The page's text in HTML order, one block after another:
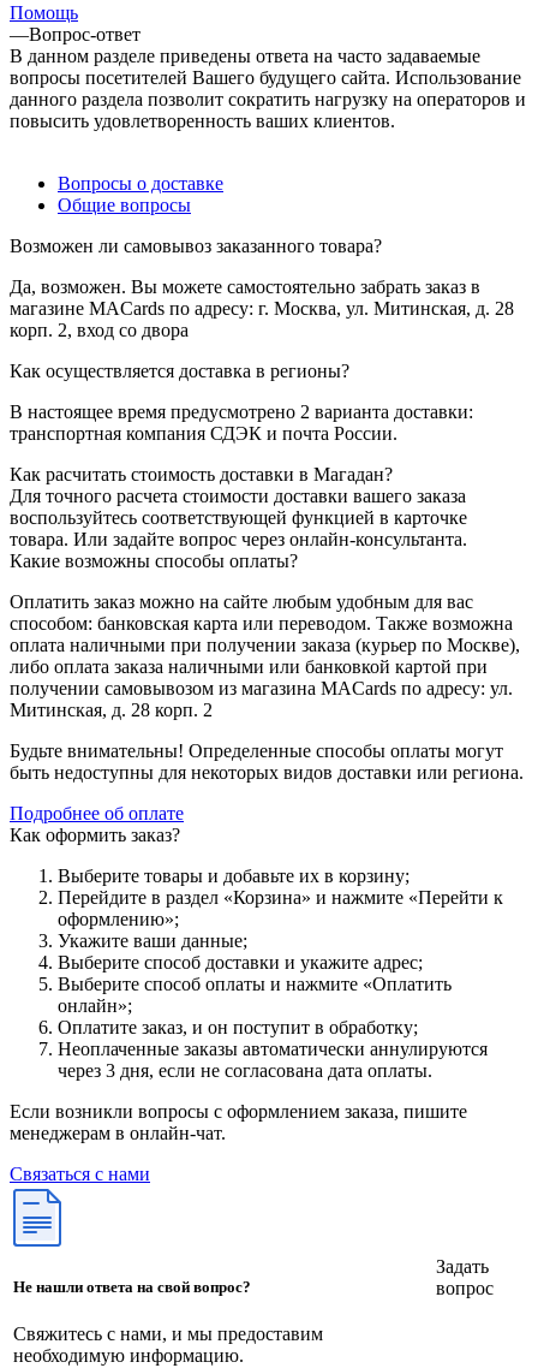
Помощь
—Вопрос-ответ
В данном разделе приведены ответа на часто задаваемые
вопросы посетителей Вашего будущего сайта. Использование
данного раздела позволит сократить нагрузку на операторов и
повысить удовлетворенность ваших клиентов.
Вопросы о доставке
Общие вопросы
Возможен ли самовывоз заказанного товара?
Да, возможен. Вы можете самостоятельно забрать заказ в
магазине MACards по адресу: г. Москва, ул. Митинская, д. 28
корп. 2, вход со двора
Как осуществляется доставка в регионы?
В настоящее время предусмотрено 2 варианта доставки:
транспортная компания СДЭК и почта России.
Как расчитать стоимость доставки в Магадан?
Для точного расчета стоимости доставки вашего заказа
воспользуйтесь соответствующей функцией в карточке
товара. Или задайте вопрос через онлайн-консультанта.
Какие возможны способы оплаты?
Оплатить заказ можно на сайте любым удобным для вас
способом: банковская карта или переводом. Также возможна
оплата наличными при получении заказа (курьер по Москве),
либо оплата заказа наличными или банковкой картой при
получении самовывозом из магазина MACards по адресу: ул.
Митинская, д. 28 корп. 2
Будьте внимательны! Определенные способы оплаты могут
быть недоступны для некоторых видов доставки или региона.
Подробнее об оплате
Как оформить заказ?
Выберите товары и добавьте их в корзину;
Перейдите в раздел «Корзина» и нажмите «Перейти к
оформлению»;
Укажите ваши данные;
Выберите способ доставки и укажите адрес;
Выберите способ оплаты и нажмите «Оплатить
онлайн»;
Оплатите заказ, и он поступит в обработку;
Неоплаченные заказы автоматически аннулируются
через 3 дня, если не согласована дата оплаты.
Если возникли вопросы с оформлением заказа, пишите
менеджерам в онлайн-чат.
Связаться с нами
Не нашли ответа на свой вопрос?
Свяжитесь с нами, и мы предоставим
необходимую информацию.
Задать
вопрос